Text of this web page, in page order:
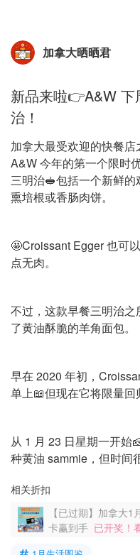
加拿大晒晒君
新品来啦👉A&W 下
治！
加拿大最受欢迎的快餐店
A&W 今年的第一个限时
三明治🥪包括一个新鲜
熏培根或香肠肉饼。
🤩Croissant Egger 也可
点无肉。
不过，这款早餐三明治
了黄油酥脆的羊角面包。
早在 2020 年初，
单上📖但现在它将限量回
从 1 月 23 日星期一开始
种黄油 sammie，但时间
相关折扣
【已过期】加拿大
卡赢到手 已开奖！